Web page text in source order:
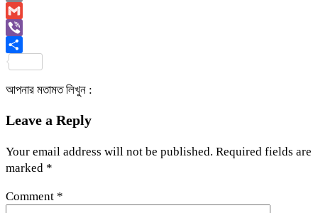
Copy
Link
Gmail
Viber
আপনার মতামত লিখুন :
Leave a Reply
Your email address will not be published. Required fields are
marked *
Comment *